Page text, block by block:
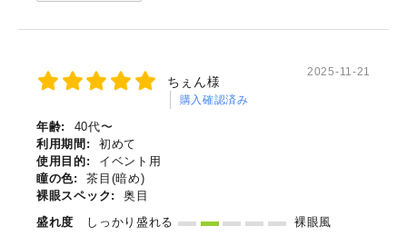
ちぇん様
購入確認済み
2025-11-21
年齢:
40代〜
利用期間:
初めて
使用目的:
イベント用
瞳の色:
茶目(暗め)
裸眼スペック:
奥目
盛れ度
しっかり盛れる 裸眼風